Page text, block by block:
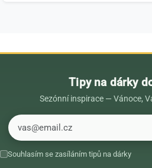
Tipy na dárky
Sezónní inspirace — Vánoce,
Souhlasím se zasíláním tipů na dárky